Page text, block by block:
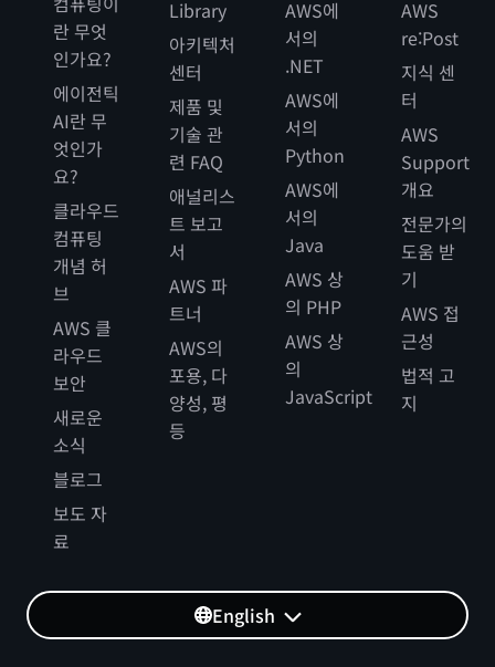
란 무엇
인가요?
에이전틱
AI란 무
엇인가
요?
클라우드
컴퓨팅
개념 허
브
AWS 클
라우드
보안
새로운
소식
블로그
보도 자
료
Library
아키텍처
센터
제품 및
기술 관
련 FAQ
애널리스
트 보고
서
AWS 파
트너
AWS의
포용, 다
양성, 평
등
AWS에
서의
.NET
AWS에
서의
Python
AWS에
서의
Java
AWS 상
의 PHP
AWS 상
의
JavaScript
AWS
re:Post
지식 센
터
AWS
Support
개요
전문가의
도움 받
기
AWS 접
근성
법적 고
지
English